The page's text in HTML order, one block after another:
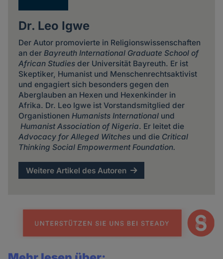
Dr. Leo Igwe
Der Autor promovierte in Religionswissenschaften
an der Bayreuth International Graduate School of
African Studies der Universität Bayreuth. Er ist
Skeptiker, Humanist und Menschenrechtsaktivist
und engagiert sich besonders gegen den
Aberglauben an Hexen und Hexenkinder in
Afrika. Dr. Leo Igwe ist Vorstandsmitglied der
Organistionen Humanists International und
Humanist Association of Nigeria. Er leitet die
Advocacy for Alleged Witchesund die Critical
Thinking Social Empowerment Foundation.
Weitere Artikel des Autoren